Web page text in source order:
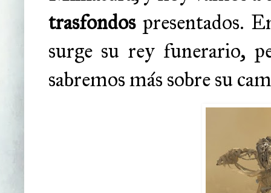
trasfondospresentados.
surge su rey funerario,
sabremos más sobre su